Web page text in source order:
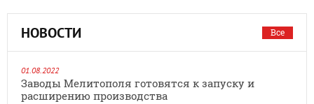
НОВОСТИ Все
01.08.2022
Заводы Мелитополя готовятся к запуску и
расширению производства